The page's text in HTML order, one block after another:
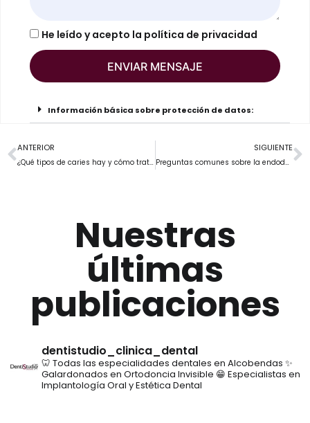
He leído y acepto la política de privacidad
ENVIAR MENSAJE
Información básica sobre protección de datos:
ANTERIOR
¿Qué tipos de caries hay y cómo tratarlas?
SIGUIENTE
Preguntas comunes sobre la endodoncia
Nuestras
últimas
publicaciones
dentistudio_clinica_dental
🦷 Todas las especialidades dentales en Alcobendas ✨
Galardonados en Ortodoncia Invisible 😁 Especialistas en
Implantología Oral y Estética Dental